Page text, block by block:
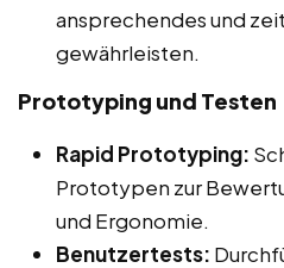
ansprechendes und
gewährleisten.
Prototyping und Testen
Rapid Prototyping:
Prototypen zur
und Ergonomie.
Benutzertests: